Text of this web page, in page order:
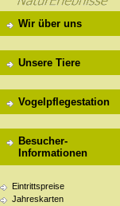
Wir über uns
Unsere Tiere
Vogelpflegestation
Besucher-
Informationen
Eintrittspreise
Jahreskarten